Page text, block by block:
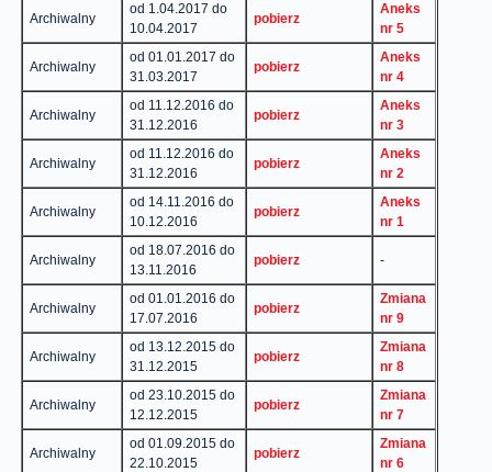
Archiwalny
od 1.04.2017 do
10.04.2017
pobierz
Aneks
nr 5
Archiwalny
od 01.01.2017 do
31.03.2017
pobierz
Aneks
nr 4
Archiwalny
od 11.12.2016 do
31.12.2016
pobierz
Aneks
nr 3
Archiwalny
od 11.12.2016 do
31.12.2016
pobierz
Aneks
nr 2
Archiwalny
od 14.11.2016 do
10.12.2016
pobierz
Aneks
nr 1
Archiwalny
od 18.07.2016 do
13.11.2016
pobierz -
Archiwalny
od 01.01.2016 do
17.07.2016
pobierz
Zmiana
nr 9
Archiwalny
od 13.12.2015 do
31.12.2015
pobierz
Zmiana
nr 8
Archiwalny
od 23.10.2015 do
12.12.2015
pobierz
Zmiana
nr 7
Archiwalny
od 01.09.2015 do
22.10.2015
pobierz
Zmiana
nr 6